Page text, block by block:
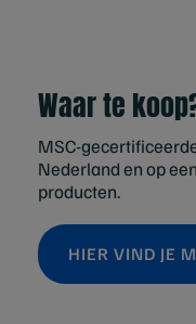
Waar te
MSC-
Nederland en op
producten.
HIER VIND JE